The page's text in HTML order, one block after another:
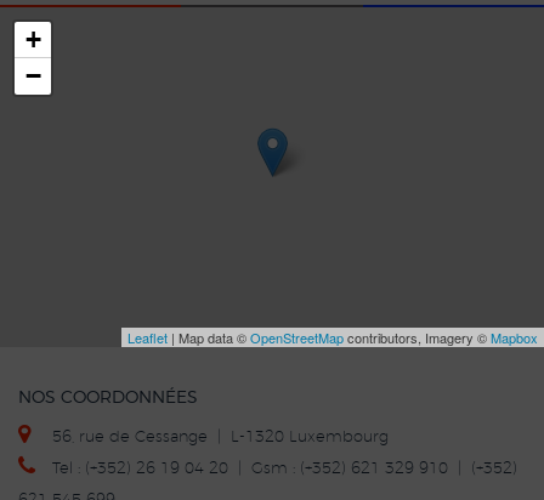
+
−
Leaflet | Map data ©OpenStreetMapcontributors, Imagery ©Mapbox
NOS COORDONNÉES
56, rue de Cessange | L-1320 Luxembourg
Tel : (+352) 26 19 04 20 | Gsm : (+352) 621 329 910 | (+352)